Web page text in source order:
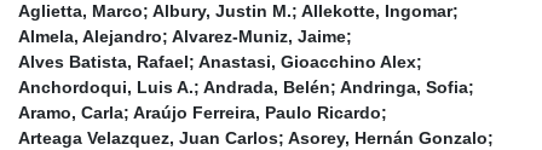
Aglietta, Marco; Albury, Justin M.; Allekotte, Ingomar;
Almela, Alejandro; Alvarez-Muniz, Jaime;
Alves Batista, Rafael; Anastasi, Gioacchino Alex;
Anchordoqui, Luis A.; Andrada, Belén; Andringa, Sofia;
Aramo, Carla; Araújo Ferreira, Paulo Ricardo;
Arteaga Velazquez, Juan Carlos; Asorey, Hernán Gonzalo;